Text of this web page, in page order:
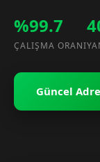
%99.7
ÇALIŞMA ORANI
Güncel